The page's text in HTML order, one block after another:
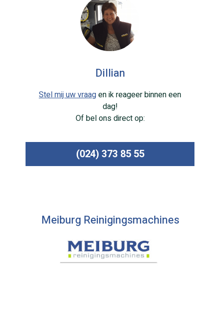
Dillian
Stel mij uw vraagen ik reageer binnen een
dag!
Of bel ons direct op:
(024) 373 85 55
Meiburg Reinigingsmachines